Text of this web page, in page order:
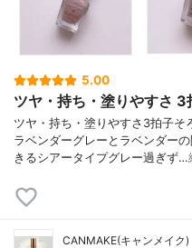
5.00
ツヤ・持ち・塗りやすさ 3
ツヤ・持ち・塗りやすさ3拍子
ラベンダーグレーとラベンダー
きるシアータイプグレー過ぎず…
CANMAKE(キャンメイク)